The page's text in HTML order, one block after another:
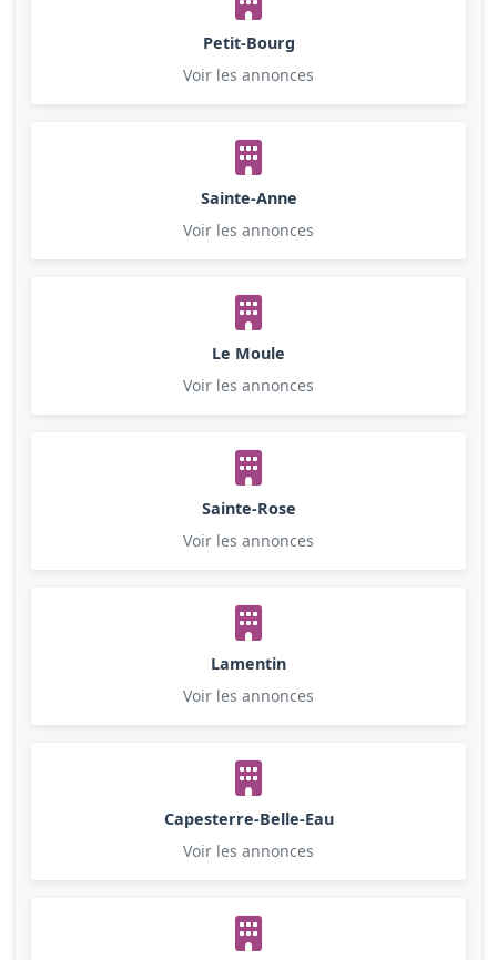
Petit-Bourg
Voir les annonces
Sainte-Anne
Voir les annonces
Le Moule
Voir les annonces
Sainte-Rose
Voir les annonces
Lamentin
Voir les annonces
Capesterre-Belle-Eau
Voir les annonces